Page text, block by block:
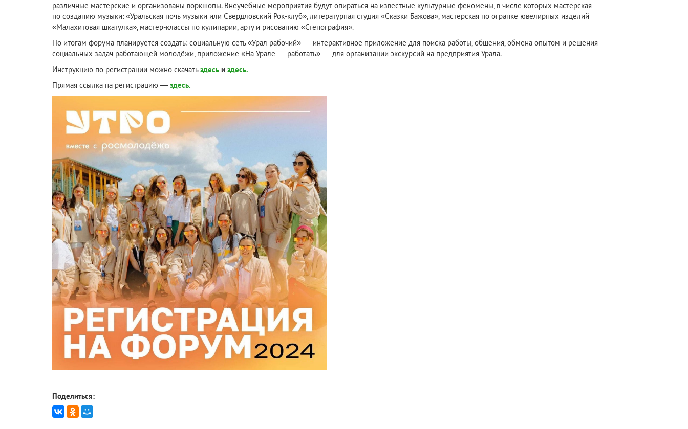
различные мастерские и организованы воркшопы. Внеучебные мероприятия будут опираться на известные культурные феномены, в числе которых мастерская
по созданию музыки: «Уральская ночь музыки или Свердловский Рок-клуб», литературная студия «Сказки Бажова», мастерская по огранке ювелирных изделий
«Малахитовая шкатулка», мастер-классы по кулинарии, арту и рисованию «Стенография».
По итогам форума планируется создать: социальную сеть «Урал рабочий» — интерактивное приложение для поиска работы, общения, обмена опытом и решения
социальных задач работающей молодёжи, приложение «На Урале — работать» — для организации экскурсий на предприятия Урала.
Инструкцию по регистрации можно скачатьздесь и здесь.
Прямая ссылка на регистрацию — здесь.
Поделиться: